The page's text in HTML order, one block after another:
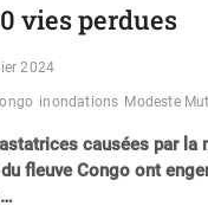
vies perdues
2024
inondations Modeste
causées par la
fleuve Congo ont